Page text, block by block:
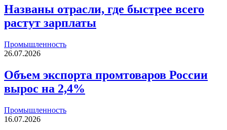
Названы отрасли, где быстрее всего
растут зарплаты
Промышленность
26.07.2026
Объем экспорта промтоваров России
вырос на 2,4%
Промышленность
16.07.2026